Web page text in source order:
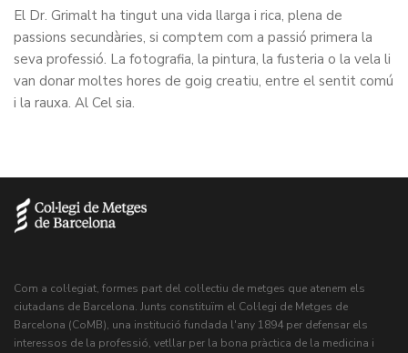
El Dr. Grimalt ha tingut una vida llarga i rica, plena de
passions secundàries, si comptem com a passió primera la
seva professió. La fotografia, la pintura, la fusteria o la vela li
van donar moltes hores de goig creatiu, entre el sentit comú
i la rauxa. Al Cel sia.
Com a col·legiat, formes part del col·lectiu de metges que atenem els
ciutadans de Barcelona. Junts constituïm el Col·legi de Metges de
Barcelona (CoMB), una institució fundada l'any 1894 per defensar els
interessos de la professió, vetllar per la bona pràctica de la medicina i